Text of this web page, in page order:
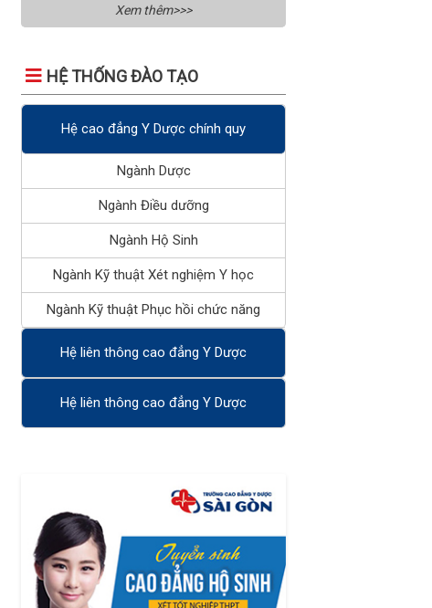
Xem thêm>>>
HỆ THỐNG ĐÀO TẠO
Hệ cao đẳng Y Dược chính quy
Ngành Dược
Ngành Điều dưỡng
Ngành Hộ Sinh
Ngành Kỹ thuật Xét nghiệm Y học
Ngành Kỹ thuật Phục hồi chức năng
Hệ liên thông cao đẳng Y Dược
Hệ liên thông cao đẳng Y Dược